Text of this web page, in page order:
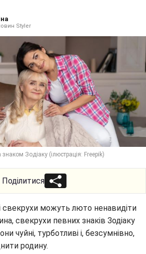
Styler
Зодіаку (ілюстрація: Freepik)
Поділитися
свекрухи можуть люто ненавидіти
свекрухи певних знаків Зодіаку
чуйні, турботливі і, безсумнівно,
родину.